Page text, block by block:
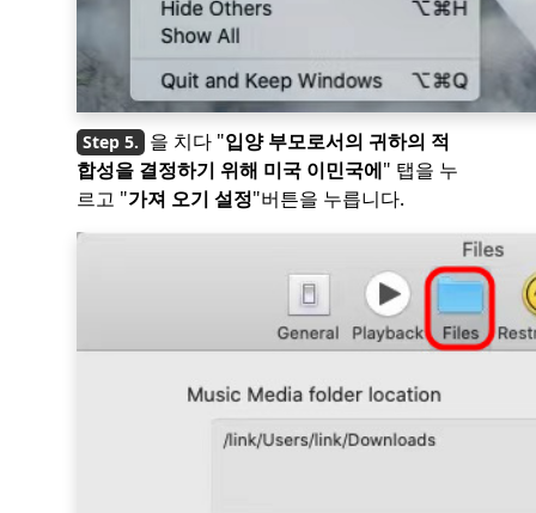
을 치다 "입양 부모로서의 귀하의 적
합성을 결정하기 위해 미국 이민국에" 탭을 누
르고 "가져 오기 설정"버튼을 누릅니다.